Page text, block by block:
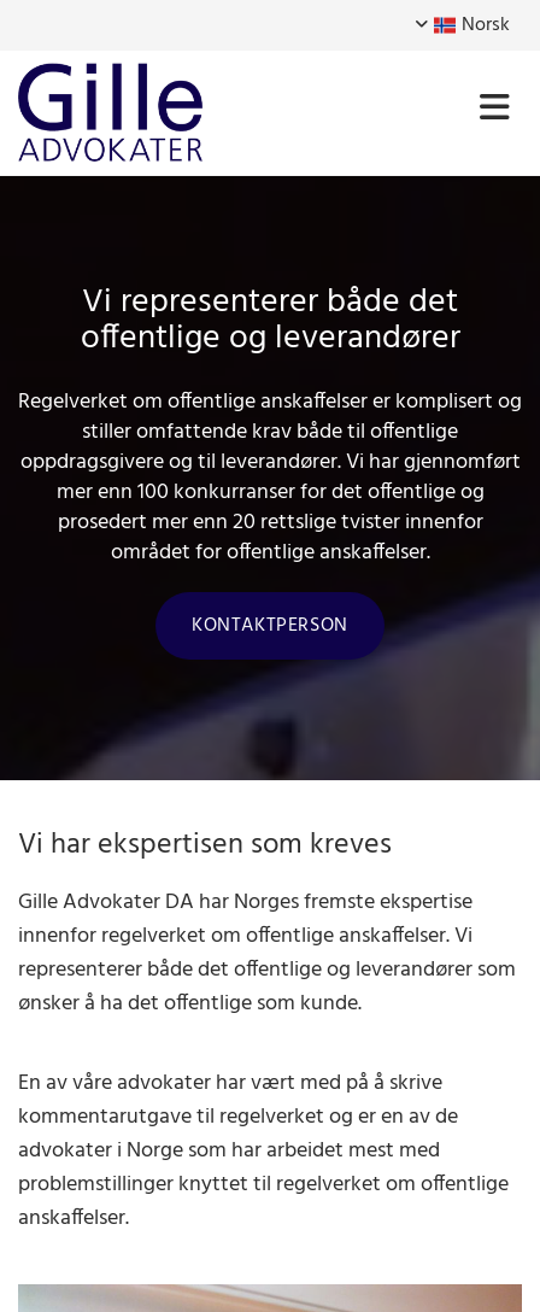
Norsk
Vi representerer både det
offentlige og leverandører
Regelverket om offentlige anskaffelser er komplisert og
stiller omfattende krav både til offentlige
oppdragsgivere og til leverandører. Vi har gjennomført
mer enn 100 konkurranser for det offentlige og
prosedert mer enn 20 rettslige tvister innenfor
området for offentlige anskaffelser.
KONTAKTPERSON
Vi har ekspertisen som kreves
Gille Advokater DA har Norges fremste ekspertise
innenfor regelverket om offentlige anskaffelser. Vi
representerer både det offentlige og leverandører som
ønsker å ha det offentlige som kunde.
En av våre advokater har vært med på å skrive
kommentarutgave til regelverket og er en av de
advokater i Norge som har arbeidet mest med
problemstillinger knyttet til regelverket om offentlige
anskaffelser.